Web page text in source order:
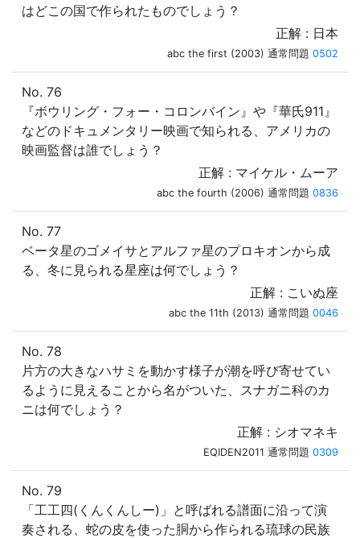
はどこの国で作られたものでしょう？
正解 : 日本
abc the first (2003) 通常問題 0502
No. 76
『ボウリング・フォー・コロンバイン』や『華氏911』
などのドキュメンタリー映画で知られる、アメリカの
映画監督は誰でしょう？
正解 : マイケル・ムーア
abc the fourth (2006) 通常問題 0836
No. 77
ベータ星のゴメイサとアルファ星のプロキオンから成
る、冬に見られる星座は何でしょう？
正解 : こいぬ座
abc the 11th (2013) 通常問題 0046
No. 78
片方の大きなハサミを動かす様子が潮を呼び寄せてい
るように見えることから名がついた、スナガニ科のカ
ニは何でしょう？
正解 : シオマネキ
EQIDEN2011 通常問題 0309
No. 79
「工工四(くんくんしー)」と呼ばれる譜面に沿って演
奏される、蛇の皮を使った胴から作られる琉球の民族